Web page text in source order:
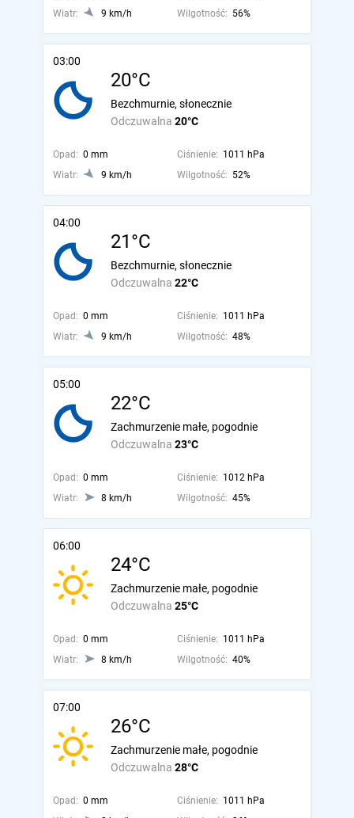
Wiatr:
9 km/h Wilgotność: 56%
03:00
20°C
Odczuwalna 20°C
Bezchmurnie, słonecznie
Opad: 0 mm Ciśnienie: 1011 hPa
Wiatr:
9 km/h Wilgotność: 52%
04:00
21°C
Odczuwalna 22°C
Bezchmurnie, słonecznie
Opad: 0 mm Ciśnienie: 1011 hPa
Wiatr:
9 km/h Wilgotność: 48%
05:00
22°C
Odczuwalna 23°C
Zachmurzenie małe, pogodnie
Opad: 0 mm Ciśnienie: 1012 hPa
Wiatr:
8 km/h Wilgotność: 45%
06:00
24°C
Odczuwalna 25°C
Zachmurzenie małe, pogodnie
Opad: 0 mm Ciśnienie: 1011 hPa
Wiatr:
8 km/h Wilgotność: 40%
07:00
26°C
Odczuwalna 28°C
Zachmurzenie małe, pogodnie
Opad: 0 mm Ciśnienie: 1011 hPa